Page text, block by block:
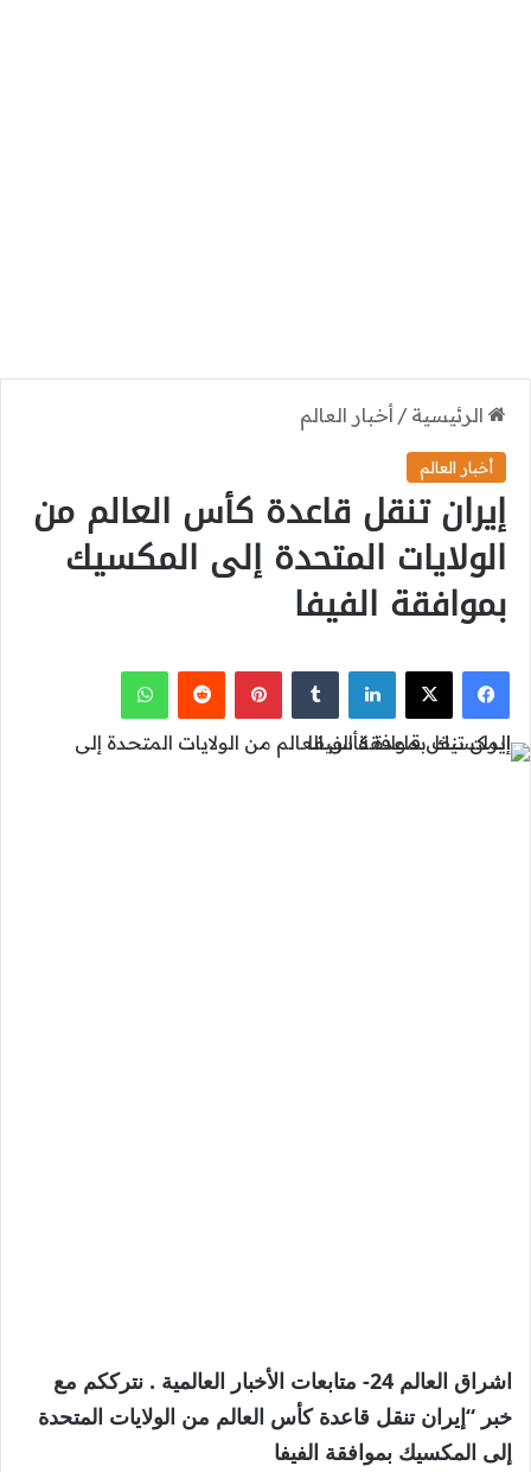
الرئيسية / أخبار العالم
أخبار العالم
إيران تنقل قاعدة كأس العالم من
الولايات المتحدة إلى المكسيك
بموافقة الفيفا
فيسبوك
‫X لينكدإن بينتيريست واتساب
اشراق العالم 24- متابعات الأخبار العالمية . نترككم مع
خبر “إيران تنقل قاعدة كأس العالم من الولايات المتحدة
إلى المكسيك بموافقة الفيفا